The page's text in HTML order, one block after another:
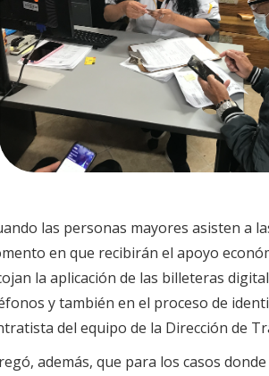
las personas mayores asisten a
en que recibirán el apoyo
la aplicación de las billeteras
y también en el proceso de
del equipo de la Dirección de
además, que para los casos